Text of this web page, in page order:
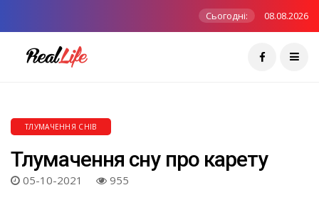
Сьогодні: 08.08.2026
ТЛУМАЧЕННЯ СНІВ
Тлумачення сну про карету
05-10-2021 955